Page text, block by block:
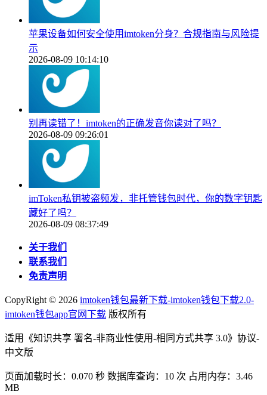
苹果设备如何安全使用imtoken分身？合规指南与风险提
示
2026-08-09 10:14:10
别再读错了！imtoken的正确发音你读对了吗？
2026-08-09 09:26:01
imToken私钥被盗频发，非托管钱包时代，你的数字钥匙
藏好了吗？
2026-08-09 08:37:49
关于我们
联系我们
免责声明
CopyRight © 2026 imtoken钱包最新下载-imtoken钱包下载2.0-
imtoken钱包app官网下载 版权所有
适用《知识共享 署名-非商业性使用-相同方式共享 3.0》协议-
中文版
页面加载时长：0.070 秒 数据库查询：10 次 占用内存：3.46
MB